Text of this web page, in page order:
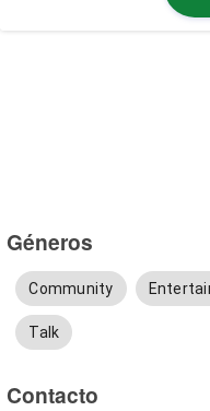
Géneros
Community
Talk
Contacto